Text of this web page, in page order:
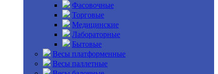
Фасовочные
Торговые
Медицинские
Лабораторные
Бытовые
Весы платформенные
Весы паллетные